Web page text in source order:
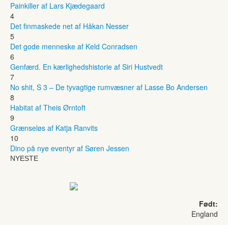
Painkiller af Lars Kjædegaard
4
Det finmaskede net af Håkan Nesser
5
Det gode menneske af Keld Conradsen
6
Genfærd. En kærlighedshistorie af Siri Hustvedt
7
No shit, S 3 – De tyvagtige rumvæsner af Lasse Bo Andersen
8
Habitat af Theis Ørntoft
9
Grænseløs af Katja Ranvits
10
Dino på nye eventyr af Søren Jessen
NYESTE
Født:
England